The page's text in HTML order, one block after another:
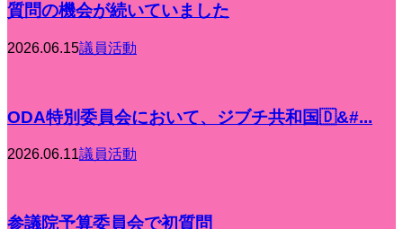
質問の機会が続いていました
2026.06.15議員活動
ODA特別委員会において、ジブチ共和国🇩&#...
2026.06.11議員活動
参議院予算委員会で初質問